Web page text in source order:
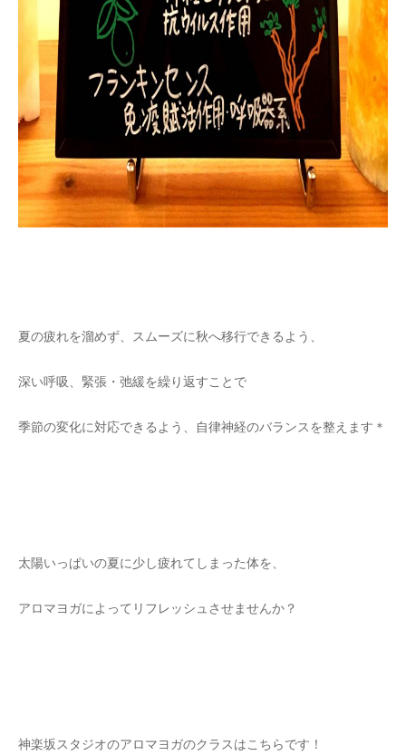
夏の疲れを溜めず、スムーズに秋へ移行できるよう、
深い呼吸、緊張・弛緩を繰り返すことで
季節の変化に対応できるよう、自律神経のバランスを整えます＊
太陽いっぱいの夏に少し疲れてしまった体を、
アロマヨガによってリフレッシュさせませんか？
神楽坂スタジオのアロマヨガのクラスはこちらです！